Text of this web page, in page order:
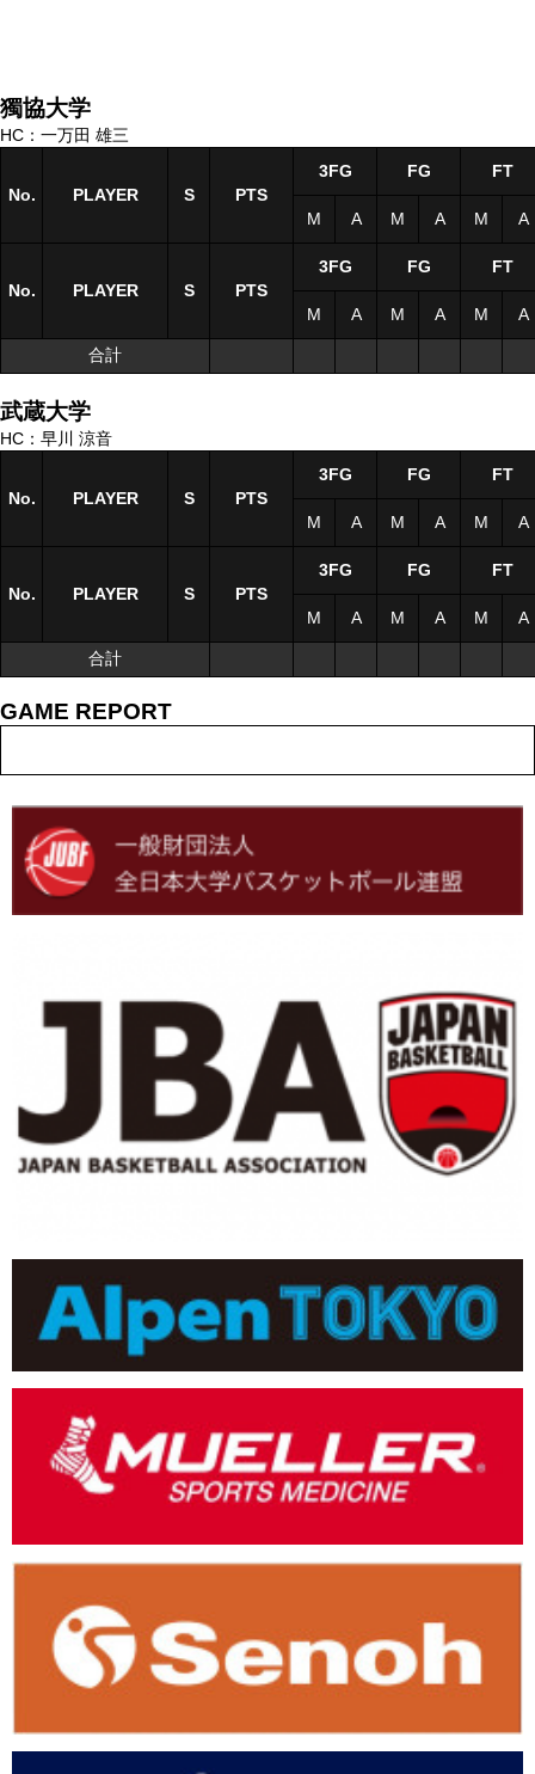
獨協大学
HC：一万田 雄三
No. PLAYER S
No. PLAYER S
合計
No. PLAYER S PTS
3FG FG FT
M A M A M A
No. PLAYER S PTS
3FG FG FT
M A M A M A
合計
武蔵大学
HC：早川 涼音
No. PLAYER S
No. PLAYER S
合計
No. PLAYER S PTS
3FG FG FT
M A M A M A
No. PLAYER S PTS
3FG FG FT
M A M A M A
合計
GAME REPORT